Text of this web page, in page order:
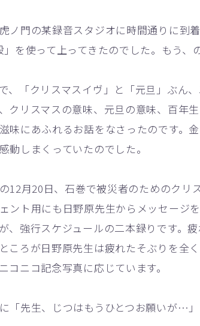
ノ門の某録音スタジオに時間通りに到
を使って上ってきたのでした。もう、
、「クリスマスイヴ」と「元旦」ぶん
クリスマスの意味、元旦の意味、百年
味にあふれるお話をなさったのです。
動しまくっていたのでした。
12月20日、石巻で被災者のためのクリ
ント用にも日野原先生からメッセージ
、強行スケジュールの二本録りです。
ころが日野原先生は疲れたそぶりを全
コニコ記念写真に応じています。
「先生、じつはもうひとつお願いが…」